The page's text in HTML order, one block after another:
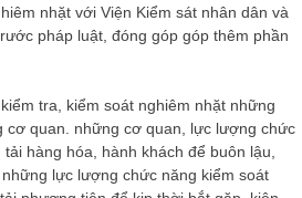
nhặt với Viện Kiểm sát nhân dân và
pháp luật, đóng góp góp thêm phần
tra, kiểm soát nghiêm nhặt những
quan. những cơ quan, lực lượng chức
hàng hóa, hành khách để buôn lậu,
lực lượng chức năng kiểm soát